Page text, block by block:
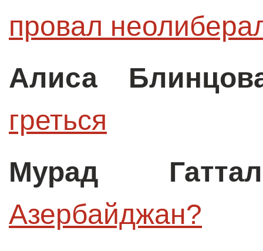
провал
Алиса
греться
Мурад Гаттал
Азербайджан?